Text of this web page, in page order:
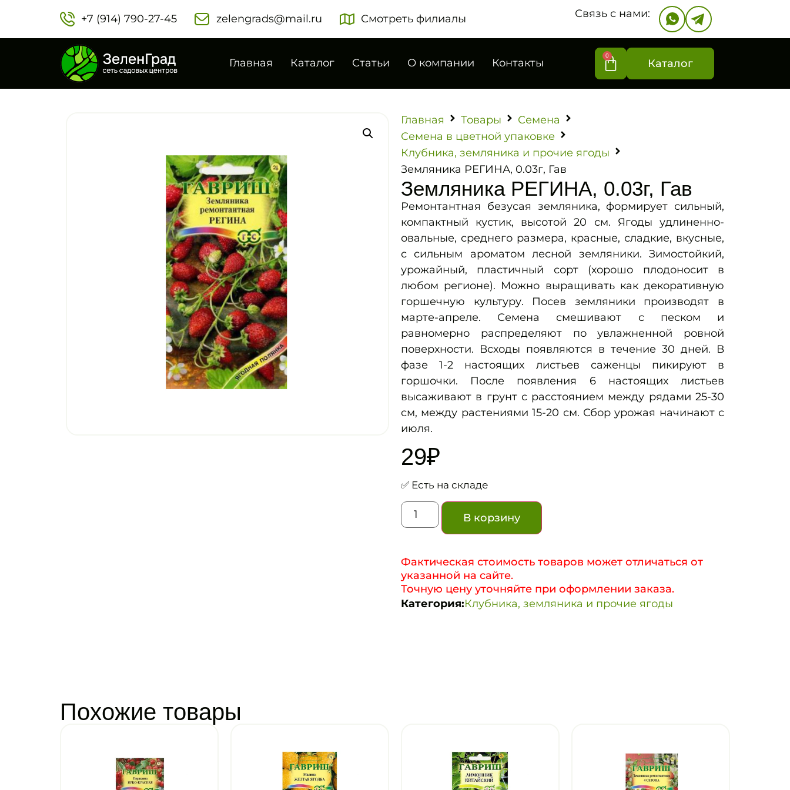
+7 (914) 790-27-45‬ zelengrads@mail.ru Смотреть филиалы Связь с нами:
Главная Каталог Статьи О компании Контакты
0
Каталог
Главная Товары
Семена
Семена в цветной упаковке
Клубника, земляника и прочие ягоды
Земляника РЕГИНА, 0.03г, Гав
Земляника РЕГИНА, 0.03г, Гав
Ремонтантная безусая земляника, формирует сильный,
компактный кустик, высотой 20 см. Ягоды удлиненно-
овальные, среднего размера, красные, сладкие, вкусные,
с сильным ароматом лесной земляники. Зимостойкий,
урожайный, пластичный сорт (хорошо плодоносит в
любом регионе). Можно выращивать как декоративную
горшечную культуру. Посев земляники производят в
марте-апреле. Семена смешивают с песком и
равномерно распределяют по увлажненной ровной
поверхности. Всходы появляются в течение 30 дней. В
фазе 1-2 настоящих листьев саженцы пикируют в
горшочки. После появления 6 настоящих листьев
высаживают в грунт с расстоянием между рядами 25-30
см, между растениями 15-20 см. Сбор урожая начинают с
июля.
29₽
✅ Есть на складе
В корзину
Фактическая стоимость товаров может отличаться от
указанной на сайте.
Точную цену уточняйте при оформлении заказа.
Категория:Клубника, земляника и прочие ягоды
Похожие товары